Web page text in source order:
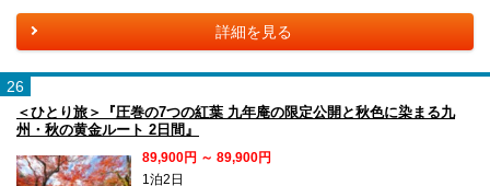
詳細を見る
26
＜ひとり旅＞『圧巻の7つの紅葉 九年庵の限定公開と秋色に染まる九
州・秋の黄金ルート 2日間』
89,900円 ～ 89,900円
1泊2日